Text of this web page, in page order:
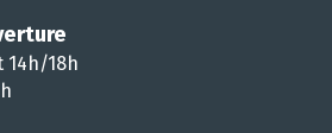
14h/18h